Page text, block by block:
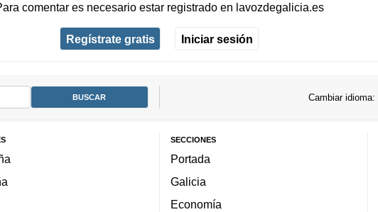
comentar es necesario estar registradoen lavozdegalicia.es
Regístrate gratis Iniciar sesión
Cambiar idioma:
SECCIONES
Portada
Galicia
Economía